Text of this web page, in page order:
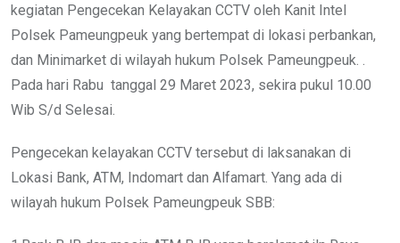
kegiatan Pengecekan Kelayakan CCTV oleh Kanit Intel
Polsek Pameungpeuk yang bertempat di lokasi perbankan,
dan Minimarket di wilayah hukum Polsek Pameungpeuk. .
Pada hari Rabu tanggal 29 Maret 2023, sekira pukul 10.00
Wib S/d Selesai.
Pengecekan kelayakan CCTV tersebut di laksanakan di
Lokasi Bank, ATM, Indomart dan Alfamart. Yang ada di
wilayah hukum Polsek Pameungpeuk SBB: